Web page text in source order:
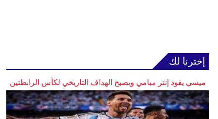
إخترنا لك
ميسي يقود إنتر ميامي ويصبح الهداف التاريخي لكأس الرابطتين